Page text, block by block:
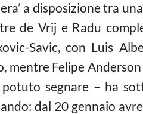
a disposizione tra
de Vrij e Radu
Savic, con Luis
Felipe Anderson
segnare – ha
dal 20 gennaio